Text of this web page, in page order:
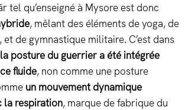
tel qu’enseigné à Mysore est donc
, mêlant des éléments de yoga, de
de gymnastique militaire. C’est dans
la posture du guerrier a été intégrée
fluide, non comme une posture
un mouvement dynamique
la respiration, marque de fabrique du